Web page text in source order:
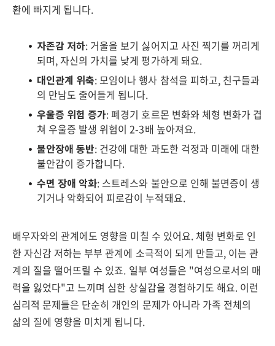
환에 빠지게 됩니다.
자존감 저하: 거울을 보기 싫어지고 사진 찍기를 꺼리게
되며, 자신의 가치를 낮게 평가하게 돼요.
대인관계 위축: 모임이나 행사 참석을 피하고, 친구들과
의 만남도 줄어들게 됩니다.
우울증 위험 증가: 폐경기 호르몬 변화와 체형 변화가 겹
쳐 우울증 발생 위험이 2-3배 높아져요.
불안장애 동반: 건강에 대한 과도한 걱정과 미래에 대한
불안감이 증가합니다.
수면 장애 악화: 스트레스와 불안으로 인해 불면증이 생
기거나 악화되어 피로감이 누적돼요.
배우자와의 관계에도 영향을 미칠 수 있어요. 체형 변화로 인
한 자신감 저하는 부부 관계에 소극적이 되게 만들고, 이는 관
계의 질을 떨어뜨릴 수 있죠. 일부 여성들은 "여성으로서의 매
력을 잃었다"고 느끼며 심한 상실감을 경험하기도 해요. 이런
심리적 문제들은 단순히 개인의 문제가 아니라 가족 전체의
삶의 질에 영향을 미치게 됩니다.